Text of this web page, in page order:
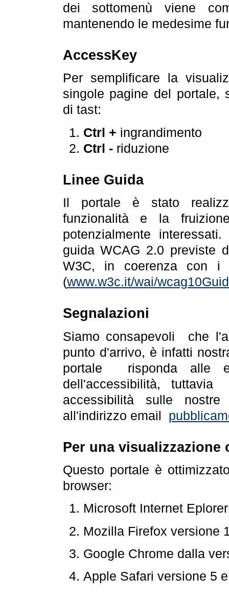
dei sottomenù viene
mantenendo le medesime
AccessKey
Per semplificare la
singole pagine del portale,
di tast:
Ctrl + ingrandimento
Ctrl -riduzione
Linee Guida
Il portale è stato
funzionalità e la
potenzialmente
guida WCAG 2.0 previste
W3C, in coerenza con i
(www.w3c.it/wai/
Segnalazioni
Siamo consapevoli che
punto d'arrivo, è infatti
portale risponda alle
dell'accessibilità,
accessibilità sulle
all'indirizzo email
Per una visualizzazione
Questo portale è
browser:
Microsoft Internet
Mozilla Firefox versione
Google Chrome dalla
Apple Safari versione 5